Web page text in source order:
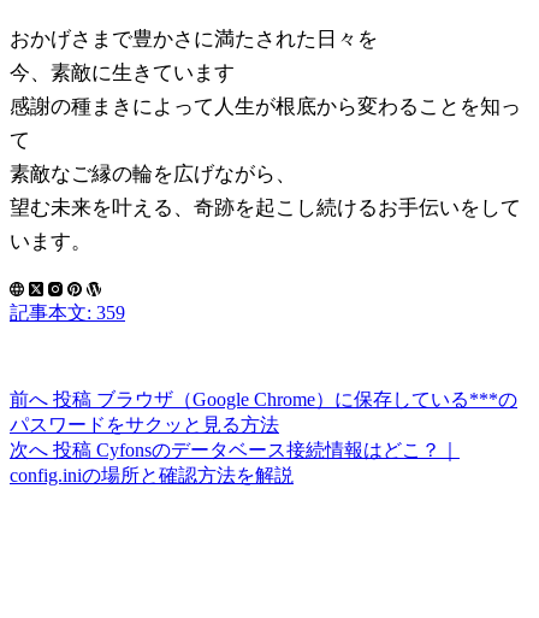
おかげさまで豊かさに満たされた日々を
今、素敵に生きています
感謝の種まきによって人生が根底から変わることを知っ
て
素敵なご縁の輪を広げながら、
望む未来を叶える、奇跡を起こし続けるお手伝いをして
います。
記事本文: 359
前へ 投稿 ブラウザ（Google Chrome）に保存している***の
パスワードをサクッと見る方法
次へ 投稿 Cyfonsのデータベース接続情報はどこ？｜
config.iniの場所と確認方法を解説